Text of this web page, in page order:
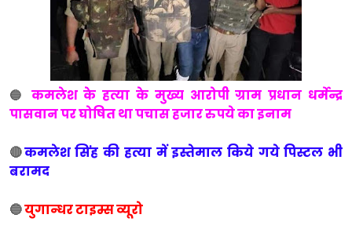
🔵 कमलेश के हत्या के मुख्य आरोपी ग्राम प्रधान धर्मेन्द्र
पासवान पर घोषित था पचास हजार रुपये का इनाम
🔴कमलेश सिंह की हत्या में इस्तेमाल किये गये पिस्टल भी
बरामद
🔵युगान्धर टाइम्स व्यूरो